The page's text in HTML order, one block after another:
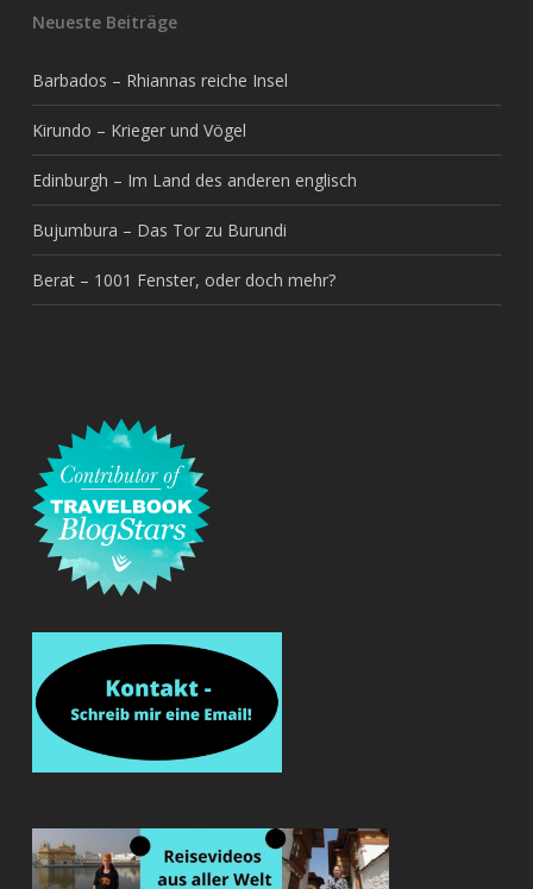
Neueste Beiträge
Barbados – Rhiannas reiche Insel
Kirundo – Krieger und Vögel
Edinburgh – Im Land des anderen englisch
Bujumbura – Das Tor zu Burundi
Berat – 1001 Fenster, oder doch mehr?